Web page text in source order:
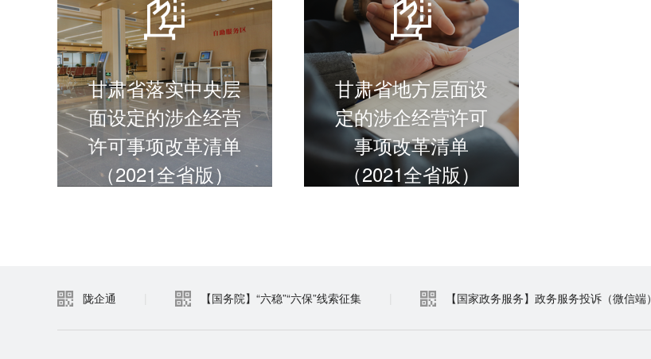
甘肃省落实中央层
面设定的涉企经营
许可事项改革清单
（2021全省版）
甘肃省地方层面设
定的涉企经营许可
事项改革清单
（2021全省版）
陇企通 【国务院】“六稳”“六保”线索征集 【国家政务服务】政务服务投诉（微信端）